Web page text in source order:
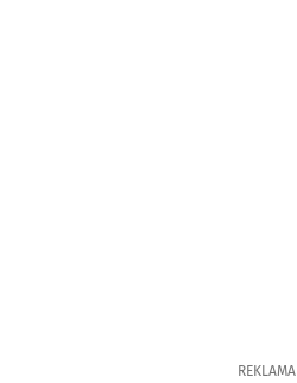
REKLAMA